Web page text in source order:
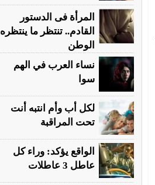
المرأة فى الدستور
القادم.. تنتظر ما ينتظره
الوطن
نساء العرب في الهم
سوا
لكل أب وأم انتبه أنت
تحت المراقبة
الواقع يؤكد: وراء كل
عاطل 3 عاطلات